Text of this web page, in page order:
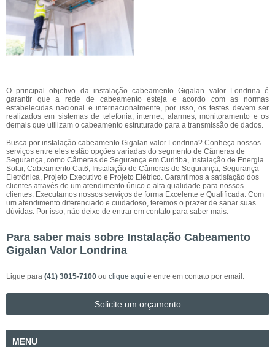
O principal objetivo da instalação cabeamento Gigalan valor Londrina é
garantir que a rede de cabeamento esteja e acordo com as normas
estabelecidas nacional e internacionalmente, por isso, os testes devem ser
realizados em sistemas de telefonia, internet, alarmes, monitoramento e os
demais que utilizam o cabeamento estruturado para a transmissão de dados.
Busca por instalação cabeamento Gigalan valor Londrina? Conheça nossos
serviços entre eles estão opções variadas do segmento de Câmeras de
Segurança, como Câmeras de Segurança em Curitiba, Instalação de Energia
Solar, Cabeamento Cat6, Instalação de Câmeras de Segurança, Segurança
Eletrônica, Projeto Executivo e Projeto Elétrico. Garantimos a satisfação dos
clientes através de um atendimento único e alta qualidade para nossos
clientes. Executamos nossos serviços de forma Excelente e Qualificada. Com
um atendimento diferenciado e cuidadoso, teremos o prazer de sanar suas
dúvidas. Por isso, não deixe de entrar em contato para saber mais.
Para saber mais sobre Instalação Cabeamento
Gigalan Valor Londrina
Ligue para (41) 3015-7100 ou clique aqui e entre em contato por email.
Solicite um orçamento
MENU